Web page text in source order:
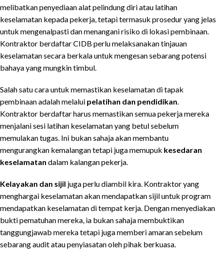
melibatkan penyediaan alat pelindung diri atau latihan
keselamatan kepada pekerja, tetapi termasuk prosedur yang jelas
untuk mengenalpasti dan menangani risiko di lokasi pembinaan.
Kontraktor berdaftar CIDB perlu melaksanakan tinjauan
keselamatan secara berkala untuk mengesan sebarang potensi
bahaya yang mungkin timbul.
Salah satu cara untuk memastikan keselamatan di tapak
pembinaan adalah melalui pelatihan dan pendidikan
Kontraktor berdaftar harus memastikan semua pekerja mereka
menjalani sesi latihan keselamatan yang betul sebelum
memulakan tugas. Ini bukan sahaja akan membantu
mengurangkan kemalangan tetapi juga memupuk kesedaran
keselamatan dalam kalangan pekerja.
Kelayakan dan sijil juga perlu diambil kira. Kontraktor yang
menghargai keselamatan akan mendapatkan sijil untuk program
mendapatkan keselamatan di tempat kerja. Dengan menyediakan
bukti pematuhan mereka, ia bukan sahaja membuktikan
tanggungjawab mereka tetapi juga memberi amaran sebelum
sebarang audit atau penyiasatan oleh pihak berkuasa.